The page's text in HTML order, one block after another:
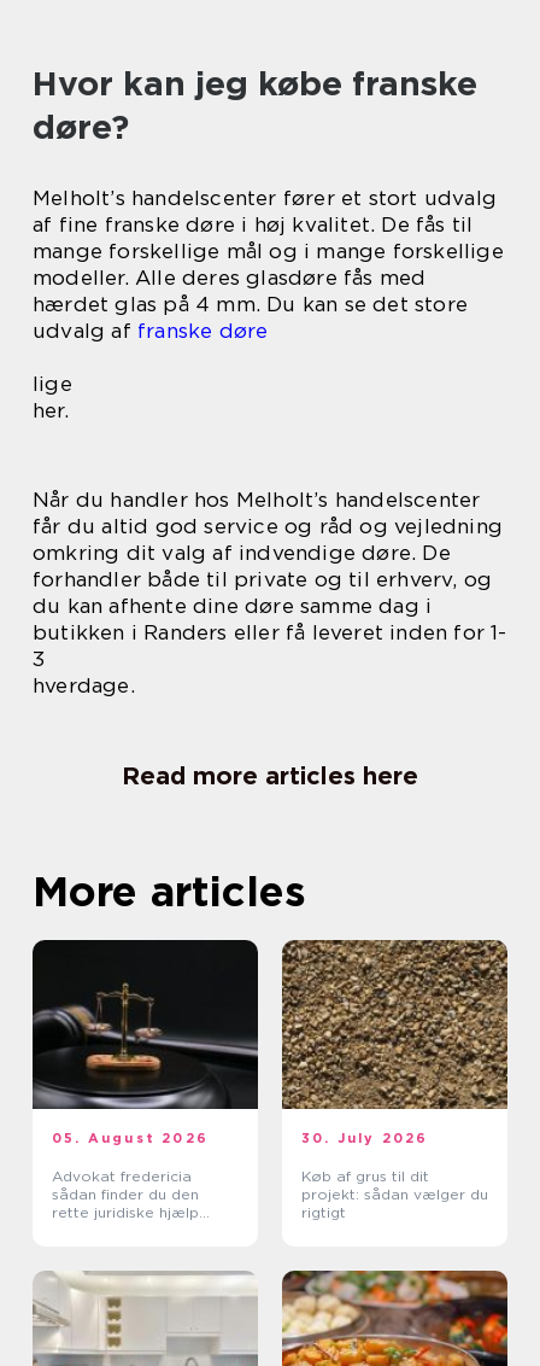
Hvor kan jeg købe franske
døre?
Melholt’s handelscenter fører et stort udvalg
af fine franske døre i høj kvalitet. De fås til
mange forskellige mål og i mange forskellige
modeller. Alle deres glasdøre fås med
hærdet glas på 4 mm. Du kan se det store
udvalg af franske døre
lige
her.
Når du handler hos Melholt’s handelscenter
får du altid god service og råd og vejledning
omkring dit valg af indvendige døre. De
forhandler både til private og til erhverv, og
du kan afhente dine døre samme dag i
butikken i Randers eller få leveret inden for 1-
3
hverdage.
Read more articles here
More articles
05. August 2026
Advokat fredericia
sådan finder du den
rette juridiske hjælp
30. July 2026
Køb af grus til dit
projekt: sådan vælger du
rigtigt